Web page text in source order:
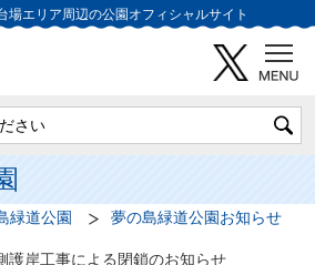
場エリア周辺の公園オフィシャルサイト
緑道公園
夢の島緑道公園お知らせ
岸工事による閉鎖のお知らせ